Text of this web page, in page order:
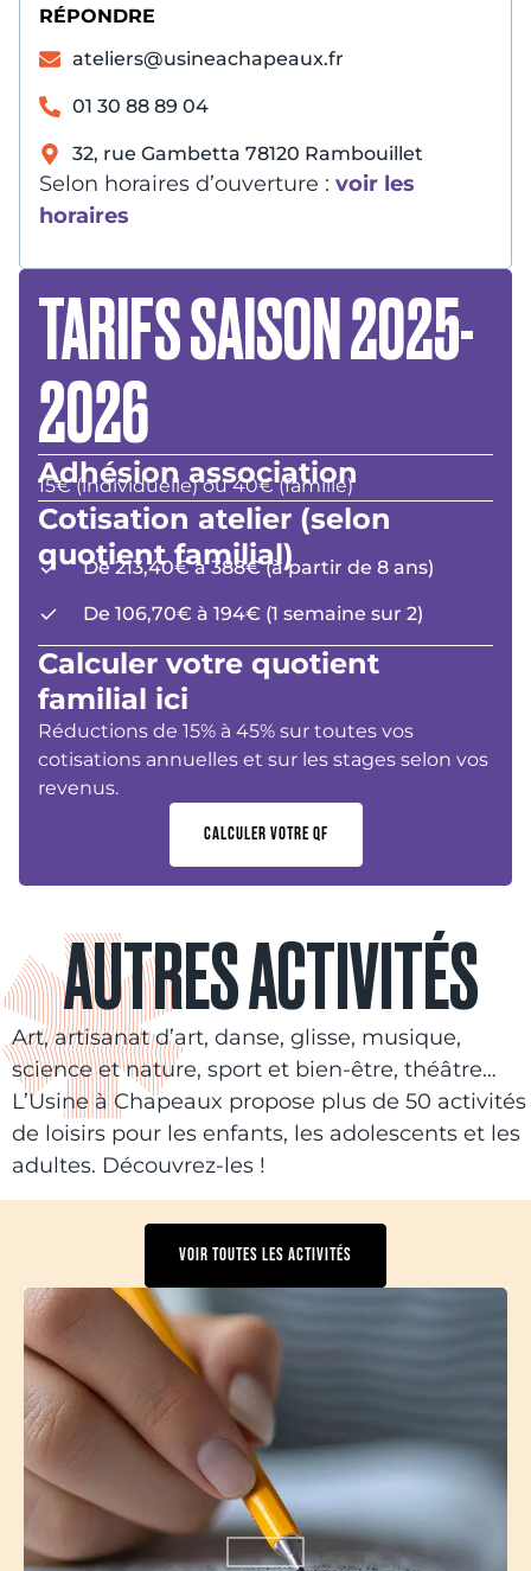
RÉPONDRE
ateliers@usineachapeaux.fr
01 30 88 89 04
32, rue Gambetta 78120 Rambouillet
Selon horaires d’ouverture : voir les
horaires
TARIFS SAISON 2025-
2026
Adhésion association
15€ (individuelle) ou 40€ (famille)
Cotisation atelier (selon
quotient familial)
De 213,40€ à 388€ (à partir de 8 ans)
De 106,70€ à 194€ (1 semaine sur 2)
Calculer votre quotient
familial ici
Réductions de 15% à 45% sur toutes vos
cotisations annuelles et sur les stages selon vos
revenus.
CALCULER VOTRE QF
AUTRES ACTIVITÉS
Art, artisanat d’art, danse, glisse, musique,
science et nature, sport et bien-être, théâtre…
L’Usine à Chapeaux propose plus de 50 activités
de loisirs pour les enfants, les adolescents et les
adultes. Découvrez-les !
VOIR TOUTES LES ACTIVITÉS